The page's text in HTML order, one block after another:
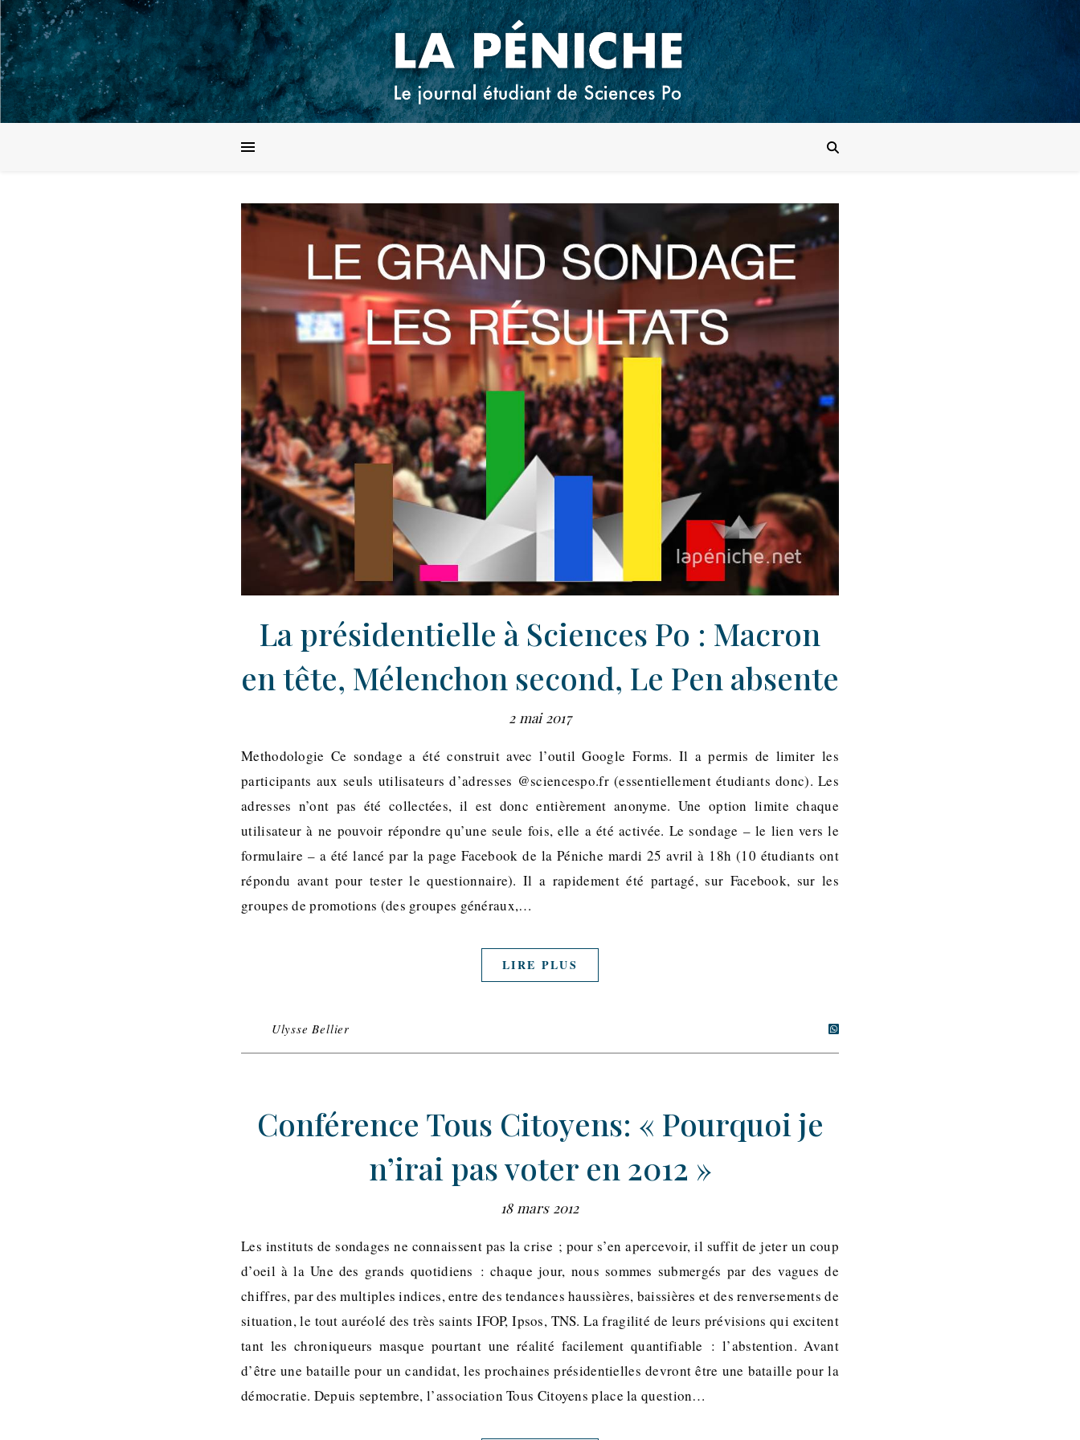
La présidentielle à Sciences Po : Macron
en tête, Mélenchon second, Le Pen absente
2 mai 2017
Methodologie Ce sondage a été construit avec l’outil Google Forms. Il a permis de limiter les
participants aux seuls utilisateurs d’adresses @sciencespo.fr (essentiellement étudiants donc). Les
adresses n’ont pas été collectées, il est donc entièrement anonyme. Une option limite chaque
utilisateur à ne pouvoir répondre qu’une seule fois, elle a été activée. Le sondage – le lien vers le
formulaire – a été lancé par la page Facebook de la Péniche mardi 25 avril à 18h (10 étudiants ont
répondu avant pour tester le questionnaire). Il a rapidement été partagé, sur Facebook, sur les
groupes de promotions (des groupes généraux,…
LIRE PLUS
Ulysse Bellier
Conférence Tous Citoyens: « Pourquoi je
n’irai pas voter en 2012 »
18 mars 2012
Les instituts de sondages ne connaissent pas la crise ; pour s’en apercevoir, il suffit de jeter un coup
d’oeil à la Une des grands quotidiens : chaque jour, nous sommes submergés par des vagues de
chiffres, par des multiples indices, entre des tendances haussières, baissières et des renversements de
situation, le tout auréolé des très saints IFOP, Ipsos, TNS. La fragilité de leurs prévisions qui excitent
tant les chroniqueurs masque pourtant une réalité facilement quantifiable : l’abstention. Avant
d’être une bataille pour un candidat, les prochaines présidentielles devront être une bataille pour la
démocratie. Depuis septembre, l’association Tous Citoyens place la question…